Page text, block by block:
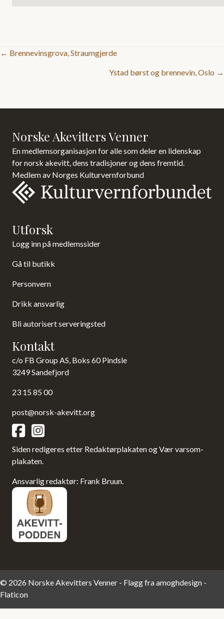
Posts
← Brennevinsgrova, Straumgjerde
Ystad børst og brennevin, Oslo →
Norske Akevitters Venner
En medlemsorganisasjon for alle som deler en lidenskap
for norsk akevitt, dens tradisjoner og dens fremtid.
Medlem av Norges Kulturvernforbund
Utforsk
Logg inn på medlemssider
Gå til butikk
Personvern
Drikk ansvarlig
Bli autorisert serveringsted
Kontakt
c/o FB Group AS, Boks 60 Pindsle
3249 Sandefjord
23 15 85 00
post@norsk-akevitt.org
Siden redigeres etter Redaktørplakaten og Vær varsom-
plakaten.
Ansvarlig redaktør: Frank Bruun.
© 2026 Norske Akevitters Venner - Flagg fraamoghdesign -
Flaticon